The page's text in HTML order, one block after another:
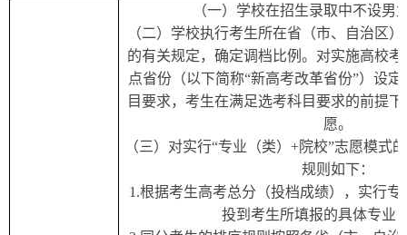
（一） 学校在招生录取中不设男
（二） 学校执行考生所在省（市、自治区
的有关规定，确定调档比例。对实施高校
点省份（以下简称“新高考改革省份”）设
目要求，考生在满足选考科目要求的前提
愿。
（三） 对实行“专业（类）+院校”志愿模式
规则如下：
1.根据考生高考总分（投档成绩），实行
投到考生所填报的具体专业